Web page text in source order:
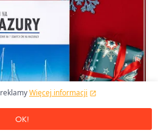
Więcej informacji
OK!